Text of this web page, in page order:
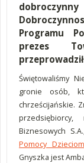
Programu
prezes
Świętowaliśmy
gronie osób,
chrześcijańskie.
Biznesowych
Pomocy Dzieciom
Gnyszka jest